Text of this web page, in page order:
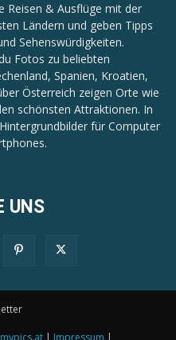
Reisen & Ausflüge mit der
Ländern und geben Tipps
Sehenswürdigkeiten.
Fotos zu beliebten
Spanien, Kroatien,
Österreich zeigen Orte wie
schönsten Attraktionen. In
für Computer
UNS
mypics.at | Impressum |